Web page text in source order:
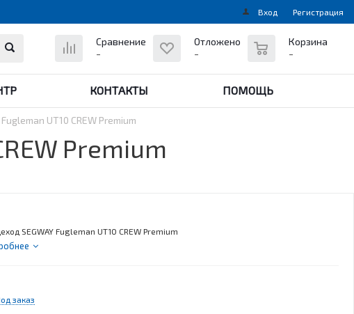
Вход Регистрация
Сравнение
-
Отложено
-
Корзина
-
КОНТАКТЫ ПОМОЩЬ
UT10 CREW Premium
Premium
SEGWAY Fugleman UT10 CREW Premium
заказ